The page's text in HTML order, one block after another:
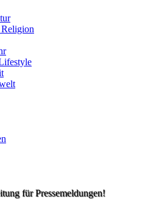
für Pressemeldungen!